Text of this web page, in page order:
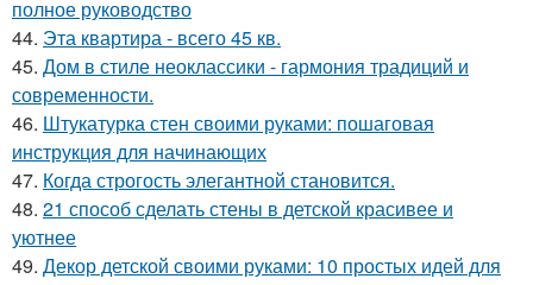
полное руководство
44. Эта квартира - всего 45 кв.
45. Дом в стиле неоклассики - гармония традиций и
современности.
46. Штукатурка стен своими руками: пошаговая
инструкция для начинающих
47. Когда строгость элегантной становится.
48. 21 способ сделать стены в детской красивее и
уютнее
49. Декор детской своими руками: 10 простых идей для